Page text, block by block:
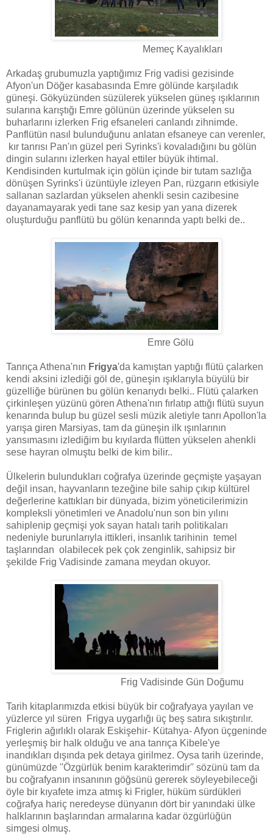
Memeç Kayalıkları
Arkadaş grubumuzla yaptığımız Frig vadisi gezisinde
Afyon'un Döğer kasabasında Emre gölünde karşıladık
güneşi. Gökyüzünden süzülerek yükselen güneş ışıklarının
sularına karıştığı Emre gölünün üzerinde yükselen su
buharlarını izlerken Frig efsaneleri canlandı zihnimde.
Panflütün nasıl bulunduğunu anlatan efsaneye can verenler,
kır tanrısı Pan'ın güzel peri Syrinks'i kovaladığını bu gölün
dingin sularını izlerken hayal ettiler büyük ihtimal.
Kendisinden kurtulmak için gölün içinde bir tutam sazlığa
dönüşen Syrinks'i üzüntüyle izleyen Pan, rüzgarın etkisiyle
sallanan sazlardan yükselen ahenkli sesin cazibesine
dayanamayarak yedi tane saz kesip yan yana dizerek
oluşturduğu panflütü bu gölün kenarında yaptı belki de..
Emre Gölü
Tanrıça Athena'nın Frigya'da kamıştan yaptığı flütü çalarken
kendi aksini izlediği göl de, güneşin ışıklarıyla büyülü bir
güzelliğe bürünen bu gölün kenarıydı belki.. Flütü çalarken
çirkinleşen yüzünü gören Athena'nın fırlatıp attığı flütü suyun
kenarında bulup bu güzel sesli müzik aletiyle tanrı Apollon'la
yarışa giren Marsiyas, tam da güneşin ilk ışınlarının
yansımasını izlediğim bu kıyılarda flütten yükselen ahenkli
sese hayran olmuştu belki de kim bilir..
Ülkelerin bulundukları coğrafya üzerinde geçmişte yaşayan
değil insan, hayvanların tezeğine bile sahip çıkıp kültürel
değerlerine kattıkları bir dünyada, bizim yöneticilerimizin
kompleksli yönetimleri ve Anadolu'nun son bin yılını
sahiplenip geçmişi yok sayan hatalı tarih politikaları
nedeniyle burunlarıyla ittikleri, insanlık tarihinin temel
taşlarından olabilecek pek çok zenginlik, sahipsiz bir
şekilde Frig Vadisinde zamana meydan okuyor.
Frig Vadisinde Gün Doğumu
Tarih kitaplarımızda etkisi büyük bir coğrafyaya yayılan ve
yüzlerce yıl süren Frigya uygarlığı üç beş satıra sıkıştırılır.
Friglerin ağırlıklı olarak Eskişehir- Kütahya- Afyon üçgeninde
yerleşmiş bir halk olduğu ve ana tanrıça Kibele'ye
inandıkları dışında pek detaya girilmez. Oysa tarih üzerinde,
günümüzde ''Özgürlük benim karakterimdir'' sözünü tam da
bu coğrafyanın insanının göğsünü gererek söyleyebileceği
öyle bir kıyafete imza atmış ki Frigler, hüküm sürdükleri
coğrafya hariç neredeyse dünyanın dört bir yanındaki ülke
halklarının başlarından armalarına kadar özgürlüğün
simgesi olmuş.